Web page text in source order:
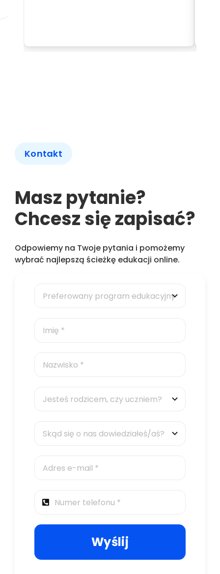
Kontakt
Masz pytanie?
Chcesz się zapisać?
Odpowiemy na Twoje pytania i pomożemy
wybrać najlepszą ścieżkę edukacji online.
Wyślij